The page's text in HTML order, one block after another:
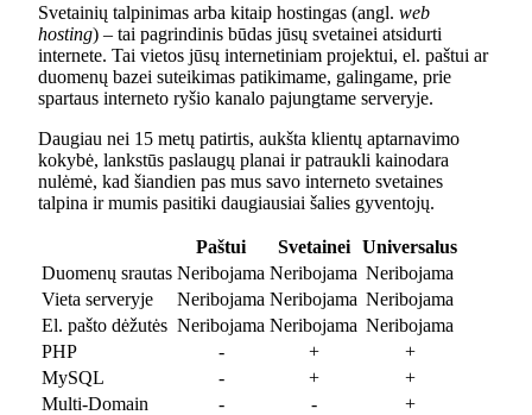
Svetainių talpinimas arba kitaip hostingas (angl. web
hosting) – tai pagrindinis būdas jūsų svetainei atsidurti
internete. Tai vietos jūsų internetiniam projektui, el. paštui ar
duomenų bazei suteikimas patikimame, galingame, prie
spartaus interneto ryšio kanalo pajungtame serveryje.
Daugiau nei 15 metų patirtis, aukšta klientų aptarnavimo
kokybė, lankstūs paslaugų planai ir patraukli kainodara
nulėmė, kad šiandien pas mus savo interneto svetaines
talpina ir mumis pasitiki daugiausiai šalies gyventojų.
Paštui Svetainei
Universalus
Duomenų srautas Neribojama Neribojama Neribojama
Vieta serveryje
Neribojama Neribojama Neribojama
El. pašto dėžutės Neribojama Neribojama Neribojama
PHP
- +
+
MySQL
- +
+
Multi-Domain
- -
+